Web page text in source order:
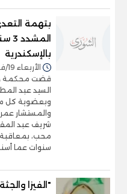
بتهمة
بالإسكندرية
الأربعاء 19/فبراير/2025 - 11:20 م
قضت محكمة
السيد عبد
وبعضوية كل من
والمستشار
شريف عبد
سنوات عما
"الفيزا